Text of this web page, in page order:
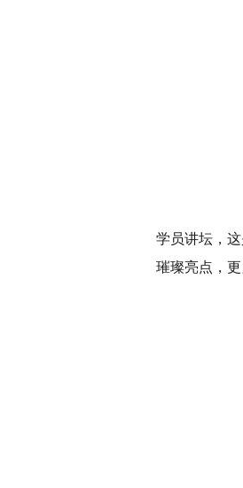
学员讲坛，
璀璨亮点，